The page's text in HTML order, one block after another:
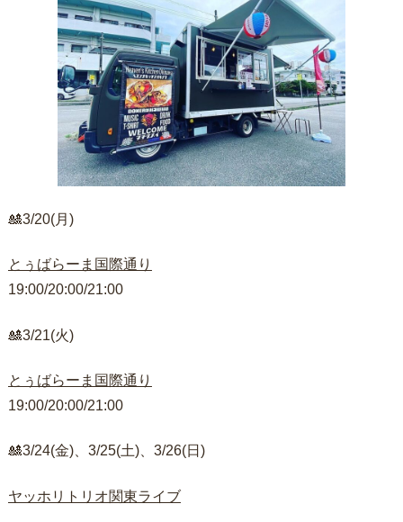
🎎3/20(月)
とぅばらーま国際通り
19:00/20:00/21:00
🎎3/21(火)
とぅばらーま国際通り
19:00/20:00/21:00
🎎3/24(金)、3/25(土)、3/26(日)
ヤッホリトリオ関東ライブ